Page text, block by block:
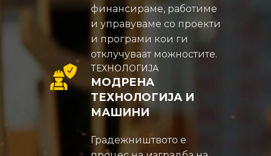
финансираме, работиме
и управуваме со проекти
и програми кои ги
отклучуваат можностите.
ТЕХНОЛОГИЈА
МОДРЕНА
ТЕХНОЛОГИЈА И
МАШИНИ
Градежништвото е